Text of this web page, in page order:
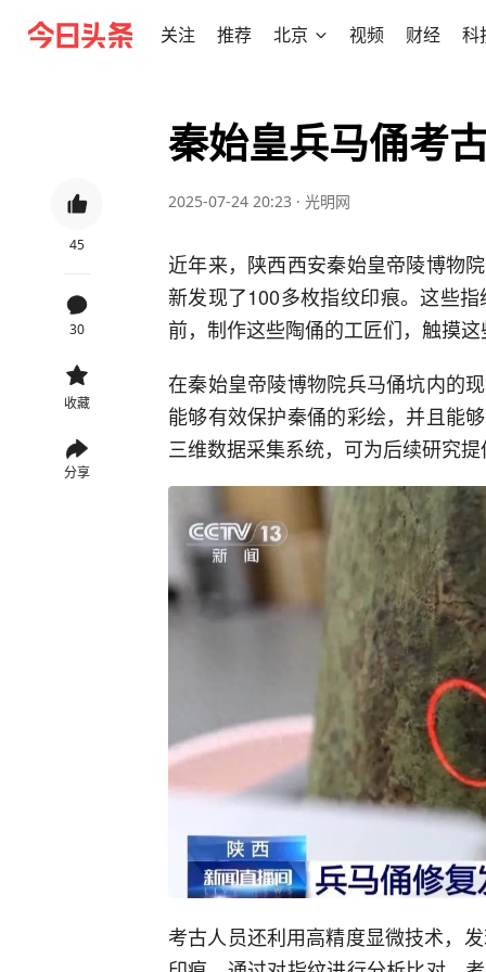
关注 推荐 北京 视频 财经 科
45
30
收藏
分享
秦始皇兵马俑考
2025-07-24 20:23 · 光明网
近年来，陕西西安秦始皇帝陵博物
新发现了100多枚指纹印痕。这些
前，制作这些陶俑的工匠们，触摸
在秦始皇帝陵博物院兵马俑坑内的
能够有效保护秦俑的彩绘，并且能
三维数据采集系统，可为后续研究
考古人员还利用高精度显微技术，